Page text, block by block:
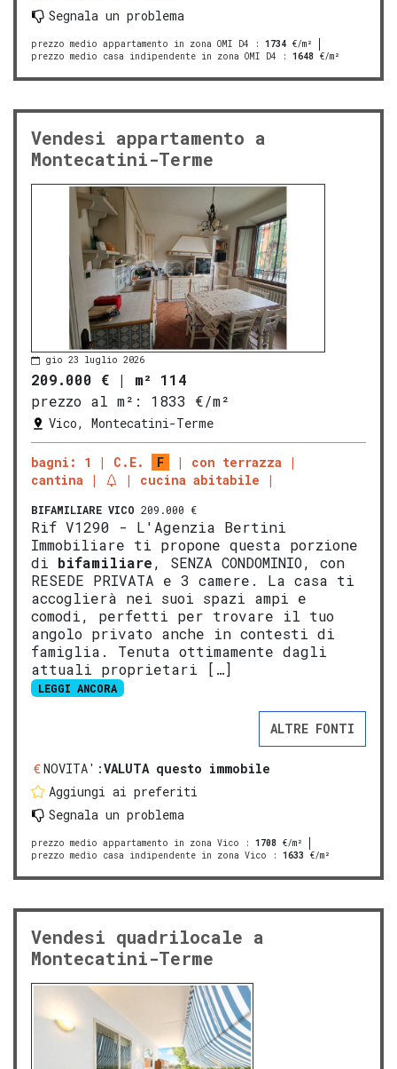
Segnala un problema
prezzo medio appartamento in zona OMI D4 : 1734 €/m²
prezzo medio casa indipendente in zona OMI D4 : 1648 €/m²
Vendesi appartamento a
Montecatini-Terme
gio 23 luglio 2026
209.000 € | m² 114
prezzo al m²:
1833 €/m²
Vico, Montecatini-Terme
bagni: 1 C.E. F
con terrazza
cantina
cucina abitabile
BIFAMILIARE VICO 209.000 €
Rif V1290 - L'Agenzia Bertini
Immobiliare ti propone questa porzione
di bifamiliare, SENZA CONDOMINIO, con
RESEDE PRIVATA e 3 camere. La casa ti
accoglierà nei suoi spazi ampi e
comodi, perfetti per trovare il tuo
angolo privato anche in contesti di
famiglia. Tenuta ottimamente dagli
attuali proprietari […]
LEGGI ANCORA
ALTRE FONTI
NOVITA':VALUTA questo immobile
Aggiungi ai preferiti
Segnala un problema
prezzo medio appartamento in zona Vico : 1708 €/m²
prezzo medio casa indipendente in zona Vico : 1633 €/m²
Vendesi quadrilocale a
Montecatini-Terme